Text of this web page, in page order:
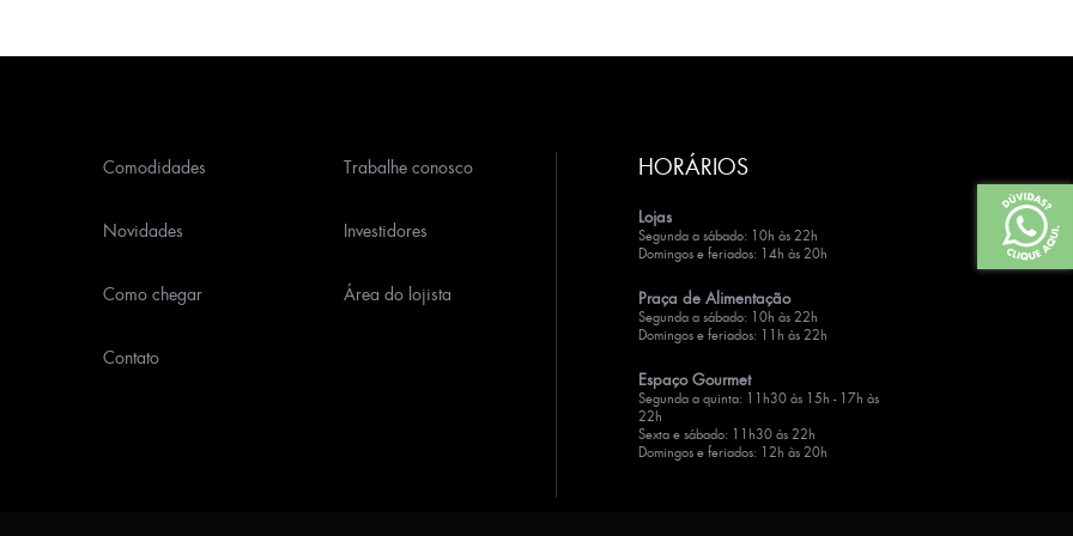
Comodidades
Novidades
Como chegar
Contato
Trabalhe conosco
Investidores
Área do lojista
HORÁRIOS
Lojas
Segunda a sábado: 10h às 22h
Domingos e feriados: 14h às 20h
Praça de Alimentação
Segunda a sábado: 10h às 22h
Domingos e feriados: 11h às 22h
Espaço Gourmet
Segunda a quinta: 11h30 às 15h - 17h às
22h
Sexta e sábado: 11h30 às 22h
Domingos e feriados: 12h às 20h